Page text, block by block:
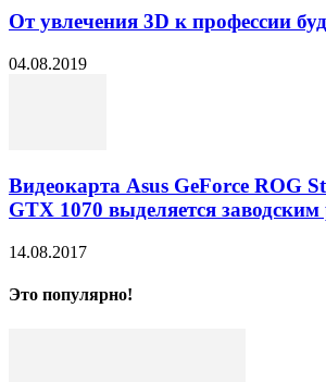
От увлечения 3D к профессии
04.08.2019
Видеокарта Asus GeForce ROG
GTX 1070 выделяется заводским
14.08.2017
Это популярно!